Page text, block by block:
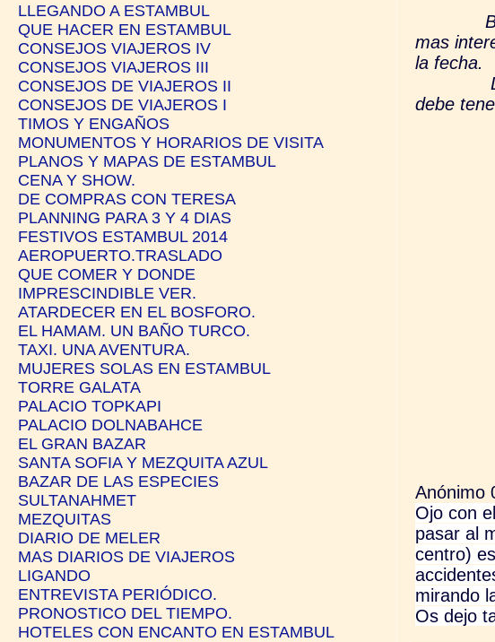
Bueno
mas
la fecha.
De
debe
Un
Anónimo
Ojo con
pasar al
centro)
mirando
Os dejo
LLEGANDO A ESTAMBUL
QUE HACER EN ESTAMBUL
CONSEJOS VIAJEROS IV
CONSEJOS VIAJEROS III
CONSEJOS DE VIAJEROS II
CONSEJOS DE VIAJEROS I
TIMOS Y ENGAÑOS
MONUMENTOS Y HORARIOS DE VISITA
PLANOS Y MAPAS DE ESTAMBUL
CENA Y SHOW.
DE COMPRAS CON TERESA
PLANNING PARA 3 Y 4 DIAS
FESTIVOS ESTAMBUL 2014
AEROPUERTO.TRASLADO
QUE COMER Y DONDE
IMPRESCINDIBLE VER.
ATARDECER EN EL BOSFORO.
EL HAMAM. UN BAÑO TURCO.
TAXI. UNA AVENTURA.
MUJERES SOLAS EN ESTAMBUL
TORRE GALATA
PALACIO TOPKAPI
PALACIO DOLNABAHCE
EL GRAN BAZAR
SANTA SOFIA Y MEZQUITA AZUL
BAZAR DE LAS ESPECIES
SULTANAHMET
MEZQUITAS
DIARIO DE MELER
MAS DIARIOS DE VIAJEROS
LIGANDO
ENTREVISTA PERIÓDICO.
PRONOSTICO DEL TIEMPO.
HOTELES CON ENCANTO EN ESTAMBUL